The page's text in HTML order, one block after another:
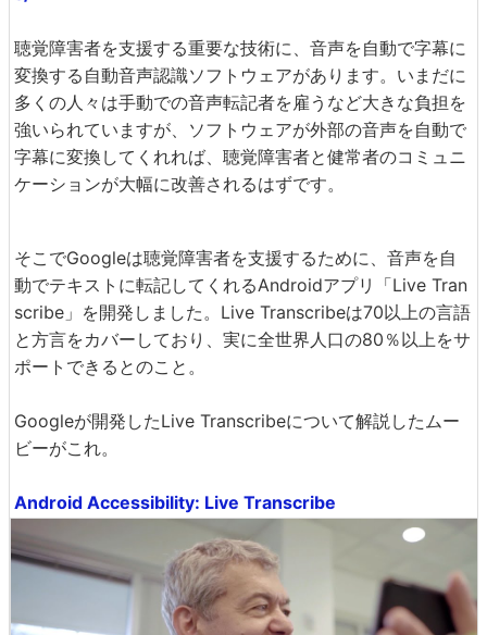
聴覚障害者を支援する重要な技術に、音声を自動で字幕に
変換する自動音声認識ソフトウェアがあります。いまだに
多くの人々は手動での音声転記者を雇うなど大きな負担を
強いられていますが、ソフトウェアが外部の音声を自動で
字幕に変換してくれれば、聴覚障害者と健常者のコミュニ
ケーションが大幅に改善されるはずです。
そこでGoogleは聴覚障害者を支援するために、音声を自
動でテキストに転記してくれるAndroidアプリ「Live Tran
scribe」を開発しました。Live Transcribeは70以上の言語
と方言をカバーしており、実に全世界人口の80％以上をサ
ポートできるとのこと。
Googleが開発したLive Transcribeについて解説したムー
ビーがこれ。
Android Accessibility: Live Transcribe